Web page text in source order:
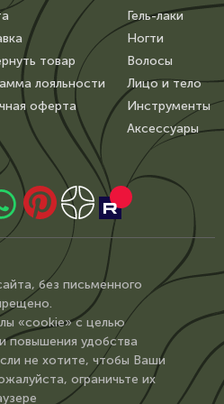
товар
лояльности
оферта
Гель-лаки
Ногти
Волосы
Лицо и тело
Инструменты
Аксессуары
без письменного
«cookie» с целью
повышения удобства
не хотите, чтобы Ваши
ограничьте их